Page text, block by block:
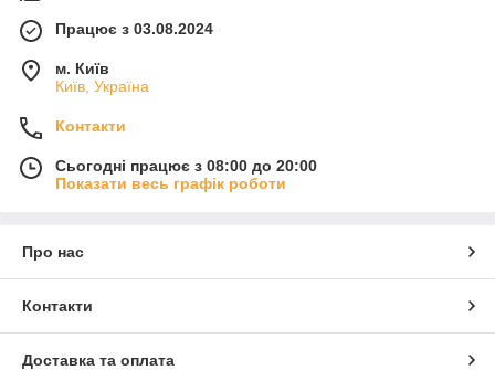
Працює з 03.08.2024
м. Київ
Київ, Україна
Контакти
Сьогодні працює з 08:00 до 20:00
Показати весь графік роботи
Про нас
Контакти
Доставка та оплата